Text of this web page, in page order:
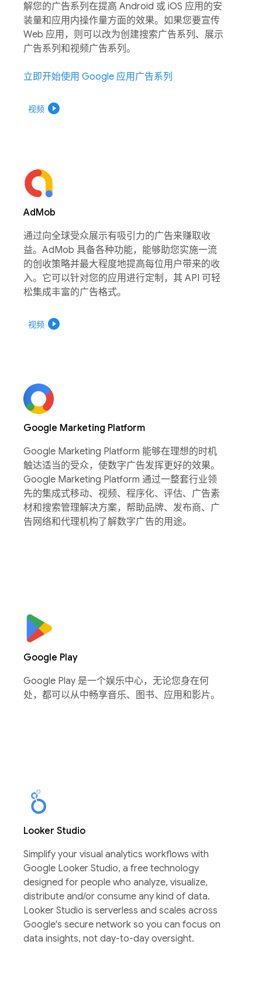
解您的广告系列在提高 Android 或 iOS 应用的安
装量和应用内操作量方面的效果。如果您要宣传
Web 应用，则可以改为创建搜索广告系列、展示
广告系列和视频广告系列。
立即开始使用 Google 应用广告系列
视频 play_circle_filled
AdMob
通过向全球受众展示有吸引力的广告来赚取收
益。AdMob 具备各种功能，能够助您实施一流
的创收策略并最大程度地提高每位用户带来的收
入。它可以针对您的应用进行定制，其 API 可轻
松集成丰富的广告格式。
视频 play_circle_filled
Google Marketing Platform
Google Marketing Platform 能够在理想的时机
触达适当的受众，使数字广告发挥更好的效果。
Google Marketing Platform 通过一整套行业领
先的集成式移动、视频、程序化、评估、广告素
材和搜索管理解决方案，帮助品牌、发布商、广
告网络和代理机构了解数字广告的用途。
Google Play
Google Play 是一个娱乐中心，无论您身在何
处，都可以从中畅享音乐、图书、应用和影片。
Looker Studio
Simplify ​y​​​our visual analytics​ ​workflow​s with
Google Looker Studio, a free technology
designed for people who analyze,​ ​visualize,​ ​
distribute​ and/​or consume any kind of​ ​data.
Looker Studio is serverless and scales across
Google's secure network so you can focus on
data insights, not day-to-day oversight.